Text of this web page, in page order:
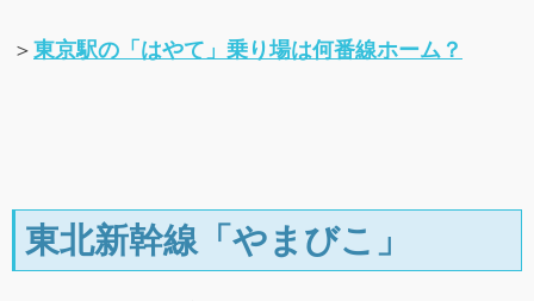
＞ 東京駅の「はやて」乗り場は何番線ホーム？
東北新幹線「やまびこ」